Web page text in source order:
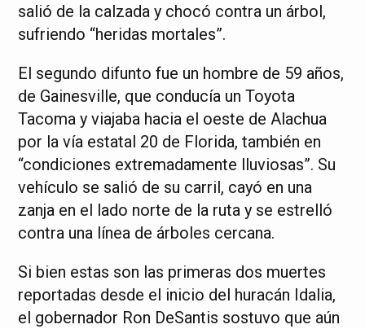
salió de la calzada y chocó contra un árbol,
sufriendo “heridas mortales”.
El segundo difunto fue un hombre de 59 años,
de Gainesville, que conducía un Toyota
Tacoma y viajaba hacia el oeste de Alachua
por la vía estatal 20 de Florida, también en
“condiciones extremadamente lluviosas”. Su
vehículo se salió de su carril, cayó en una
zanja en el lado norte de la ruta y se estrelló
contra una línea de árboles cercana.
Si bien estas son las primeras dos muertes
reportadas desde el inicio del huracán Idalia,
el gobernador Ron DeSantis sostuvo que aún